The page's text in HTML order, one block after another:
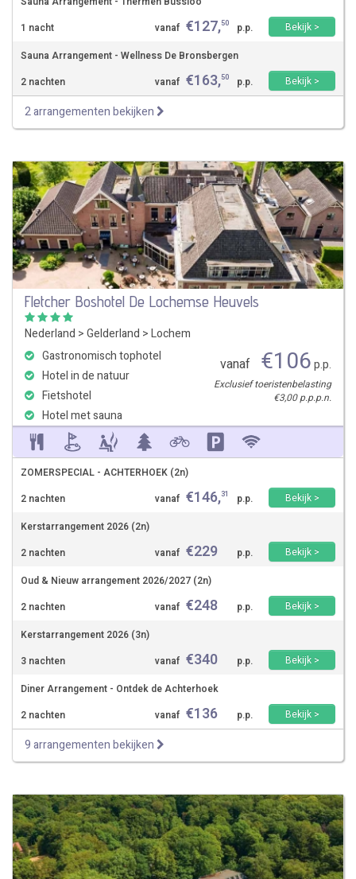
1 nacht
vanaf €127,50 p.p.
Bekijk >
Sauna Arrangement - Wellness De Bronsbergen
2 nachten
vanaf €163,50 p.p. Bekijk >
2 arrangementen bekijken
Fletcher Boshotel De Lochemse Heuvels
Nederland >Gelderland >Lochem
Gastronomisch tophotel
Hotel in de natuur
Fietshotel
Hotel met sauna
vanaf €106p.p.
Exclusief toeristenbelasting
€3,00 p.p.p.n.
ZOMERSPECIAL - ACHTERHOEK (2n)
2 nachten
vanaf €146,31 p.p.
Bekijk >
Kerstarrangement 2026 (2n)
2 nachten
vanaf €229 p.p.
Bekijk >
Oud & Nieuw arrangement 2026/2027 (2n)
2 nachten
vanaf €248 p.p.
Bekijk >
Kerstarrangement 2026 (3n)
3 nachten
vanaf €340 p.p.
Bekijk >
Diner Arrangement - Ontdek de Achterhoek
2 nachten
vanaf €136 p.p. Bekijk >
9 arrangementen bekijken